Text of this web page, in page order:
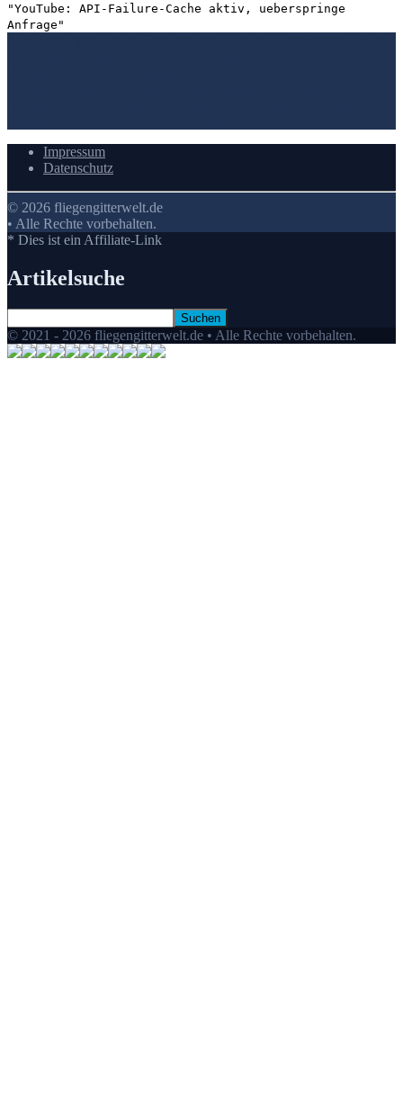
"YouTube: API-Failure-Cache aktiv, ueberspringe
Anfrage"
Impressum
Datenschutz
© 2026 fliegengitterwelt.de
• Alle Rechte vorbehalten.
* Dies ist ein Affiliate-Link
Artikelsuche
© 2021 - 2026 fliegengitterwelt.de • Alle Rechte vorbehalten.